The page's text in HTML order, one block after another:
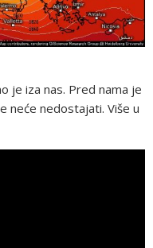
je iza nas. Pred nama je
neće nedostajati. Više u